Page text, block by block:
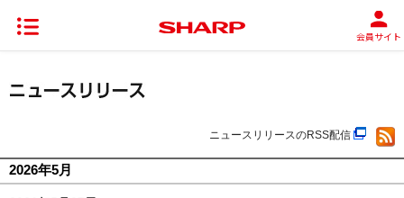
会員サイト
ニュースリリースのRSS配信
2026年5月